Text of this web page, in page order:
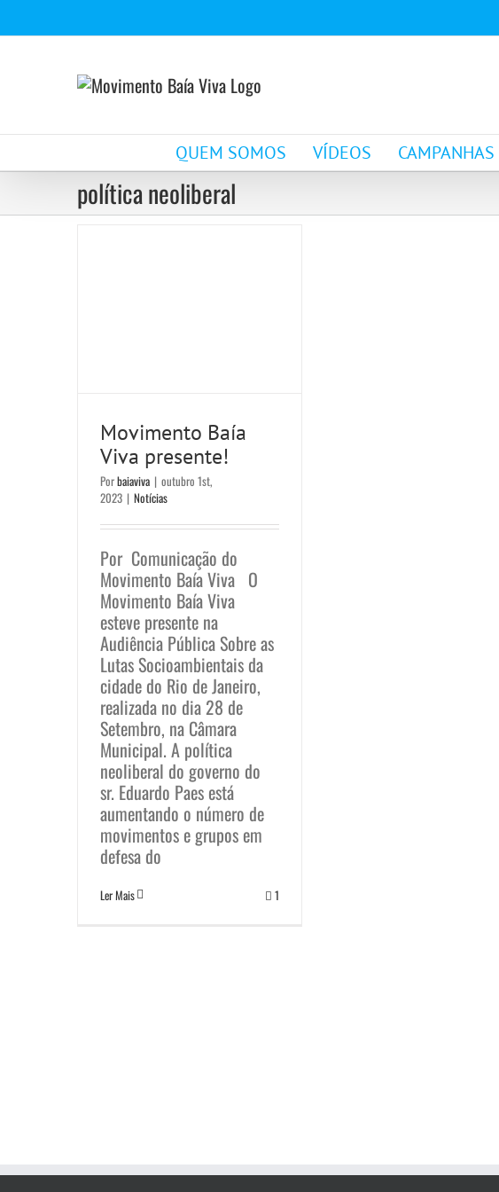
para
QUEM SOMOS VÍDEOS CAMPANHAS
política neoliberal
Movimento Baía Viva
presente!
Notícias
Movimento Baía
Viva presente!
Porbaiaviva | outubro 1st,
2023 | Notícias
Por Comunicação do
Movimento Baía Viva O
Movimento Baía Viva
esteve presente na
Audiência Pública Sobre as
Lutas Socioambientais da
cidade do Rio de Janeiro,
realizada no dia 28 de
Setembro, na Câmara
Municipal. A política
neoliberal do governo do
sr. Eduardo Paes está
aumentando o número de
movimentos e grupos em
defesa do
Ler Mais 1